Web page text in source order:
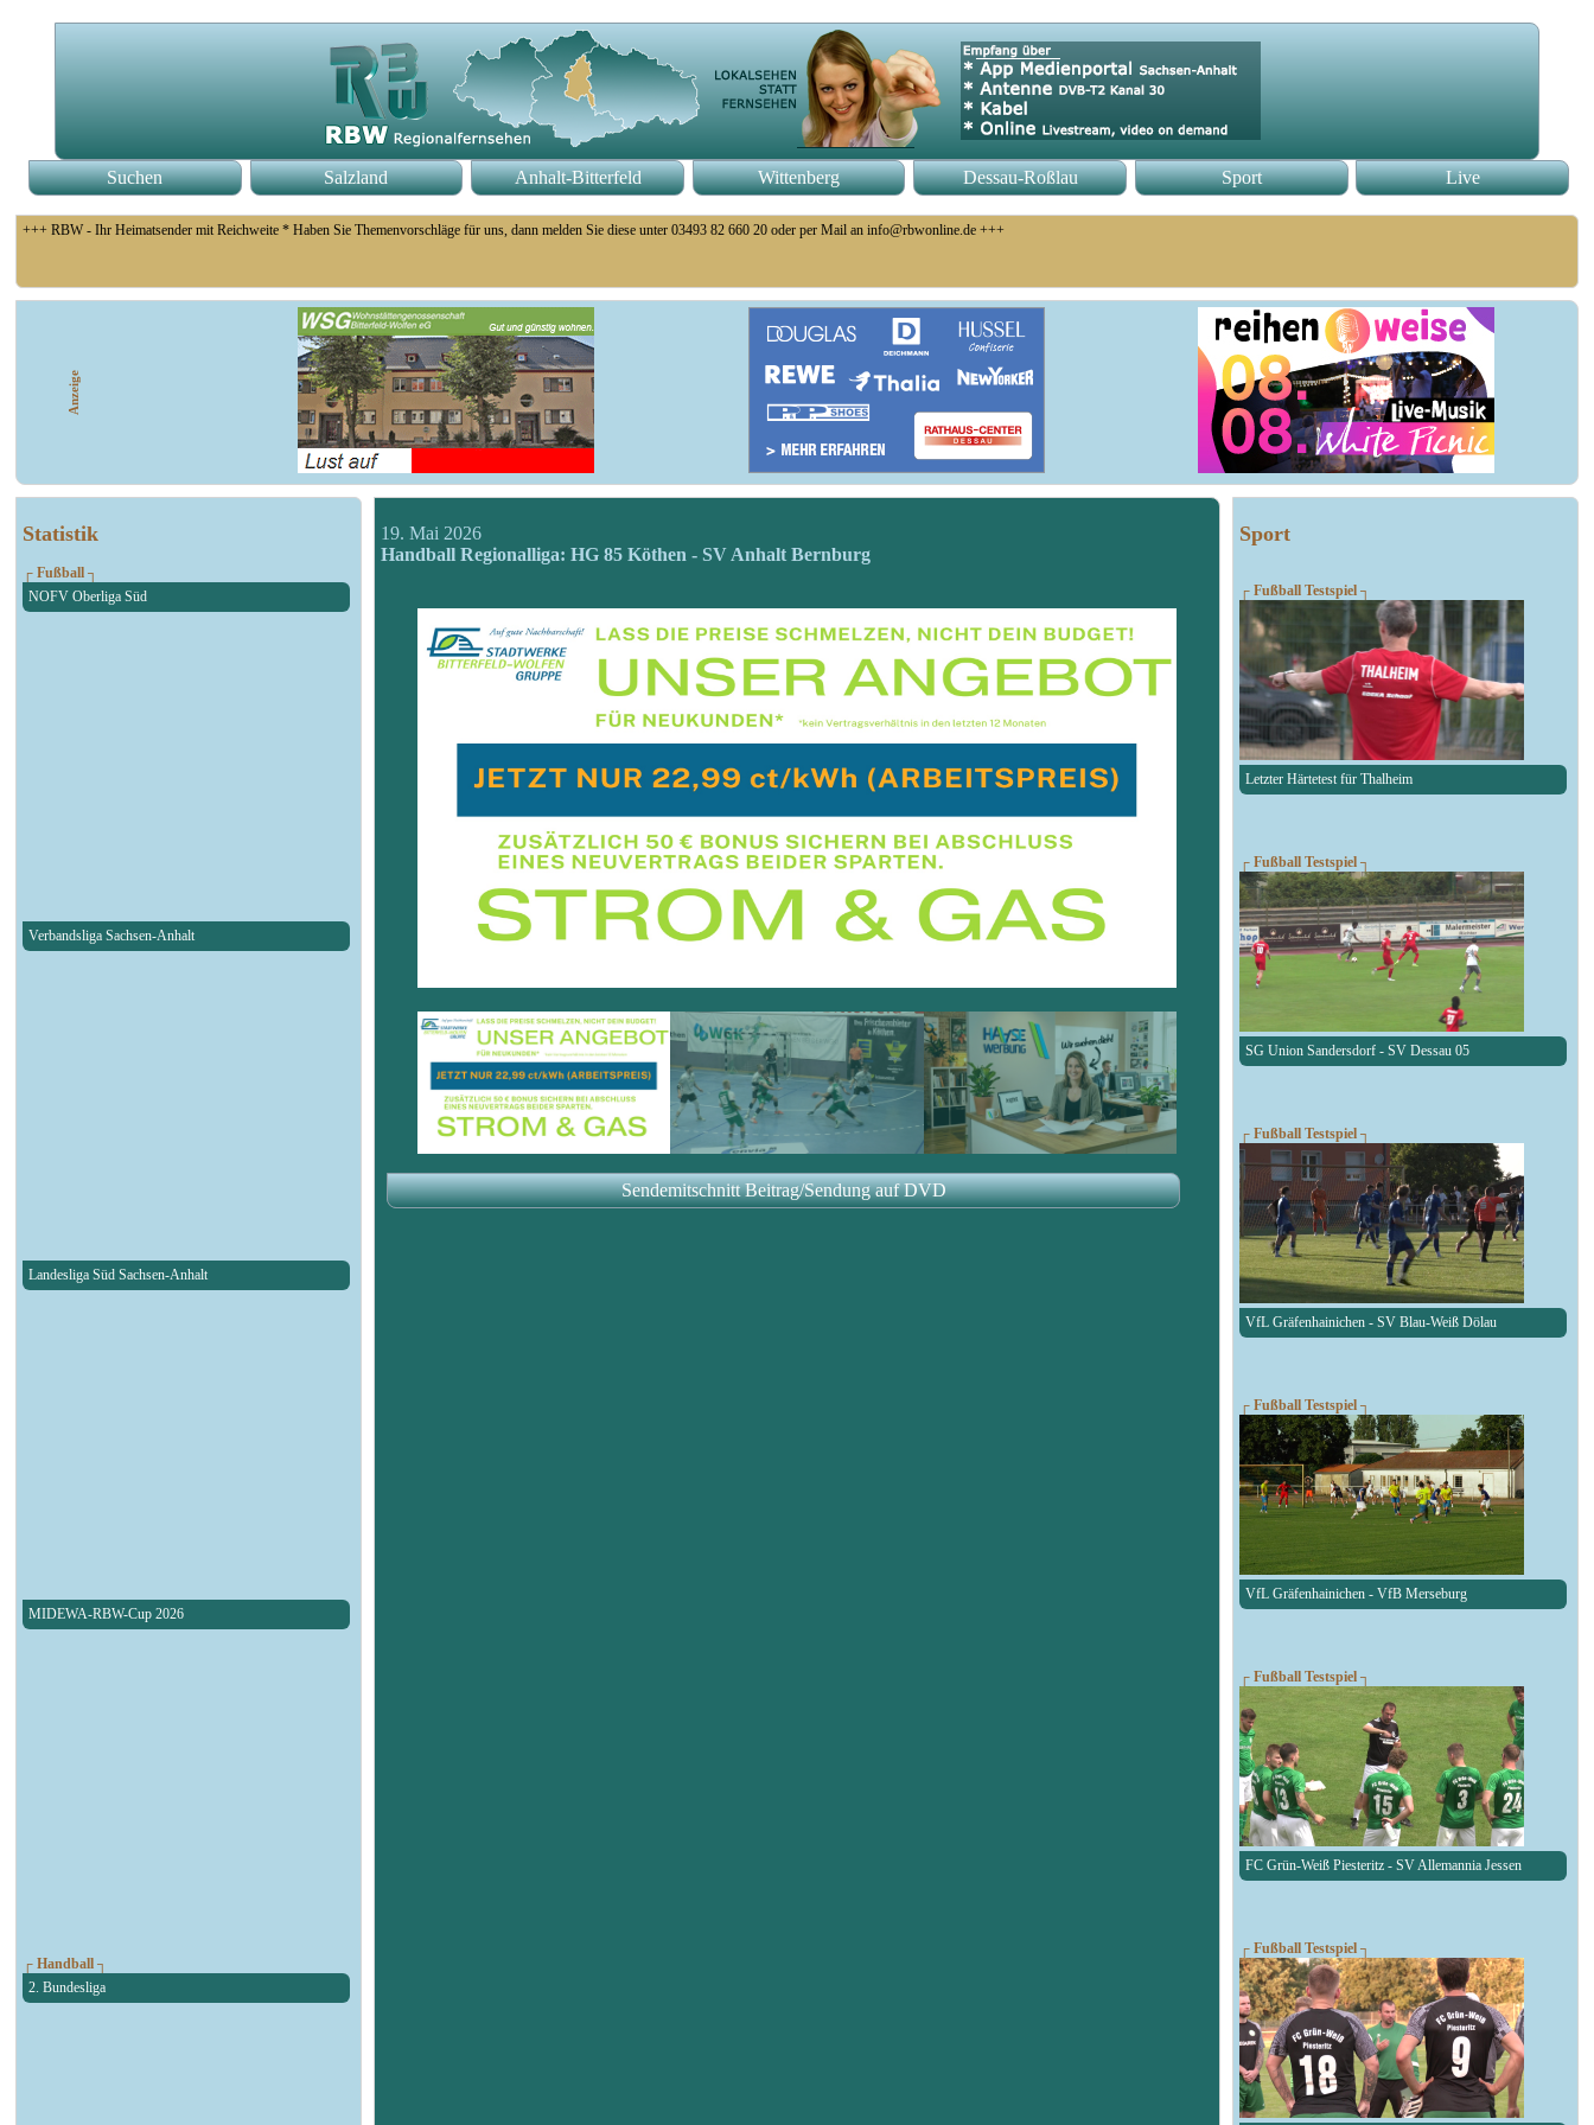
Suchen Salzland Anhalt-Bitterfeld Wittenberg Dessau-Roßlau Sport Live
+++ RBW - Ihr Heimatsender mit Reichweite * Haben Sie Themenvorschläge für uns, dann melden Sie diese unter 03493 82 660 20 oder per Mail an info@rbwonline.de +++
+++ Coswig: Die Elfähre Coswig hat wegen des geringen Wasserstands der Elbe den Betrieb eingestellt +++
Statistik
┌ Fußball ┐
NOFV Oberliga Süd
Verbandsliga Sachsen-Anhalt
Landesliga Süd Sachsen-Anhalt
MIDEWA-RBW-Cup 2026
┌ Handball ┐
2. Bundesliga
19. Mai 2026
Handball Regionalliga: HG 85 Köthen - SV Anhalt Bernburg
Sendemitschnitt Beitrag/Sendung auf DVD
Sport
┌ Fußball Testspiel ┐
Letzter Härtetest für Thalheim
┌ Fußball Testspiel ┐
SG Union Sandersdorf - SV Dessau 05
┌ Fußball Testspiel ┐
VfL Gräfenhainichen - SV Blau-Weiß Dölau
┌ Fußball Testspiel ┐
VfL Gräfenhainichen - VfB Merseburg
┌ Fußball Testspiel ┐
FC Grün-Weiß Piesteritz - SV Allemannia Jessen
┌ Fußball Testspiel ┐
Anzeige